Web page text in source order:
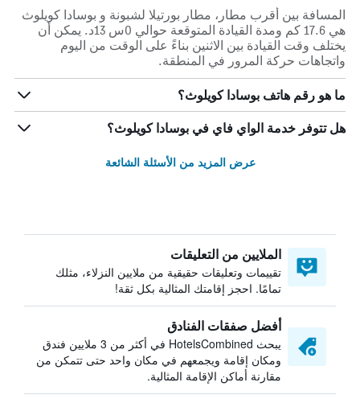
المسافة بين أقرب مطار، مطار بورتيلا لشبونة و بوسادا كويلوث
هي 17.6 كم ومدة القيادة المتوقعة حوالي 0س 13د. يمكن أن
يختلف وقت القيادة بين الاثنين بناءً على الوقت من اليوم
واتجاهات حركة المرور في المنطقة.
ما هو رقم هاتف بوسادا كويلوث؟
هل تتوفر خدمة الواي فاي في بوسادا كويلوث؟
عرض المزيد من الأسئلة الشائعة
الملايين من التعليقات
تقييمات وتعليقات حقيقية من ملايين النزلاء، مثلك
تمامًا. احجز إقامتك المثالية بكل ثقة!
أفضل صفقات الفنادق
يبحث HotelsCombined في أكثر من 3 ملايين فندق
ومكان إقامة ويجمعهم في مكان واحد حتى تتمكن من
مقارنة أماكن الإقامة المثالية.